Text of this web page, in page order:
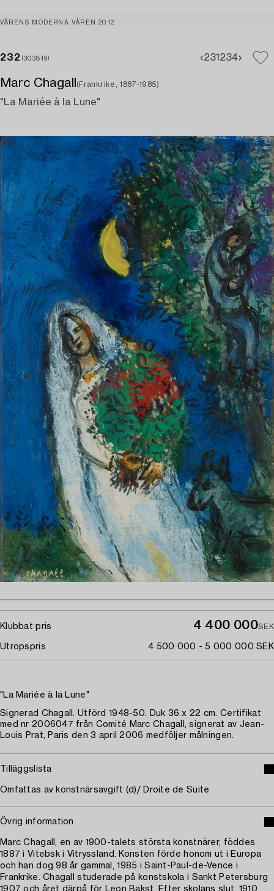
VÅRENS MODERNA VÅREN 2012
232 (303819) 231 234
Marc Chagall (Frankrike, 1887-1985)
"La Mariée à la Lune"
Klubbat pris 4 400 000SEK
Utropspris 4 500 000 - 5 000 000 SEK
"La Mariée à la Lune"
Signerad Chagall. Utförd 1948-50. Duk 36 x 22 cm. Certifikat
med nr 2006047 från Comité Marc Chagall, signerat av Jean-
Louis Prat, Paris den 3 april 2006 medföljer målningen.
Tilläggslista
Omfattas av konstnärsavgift (d)/ Droite de Suite
Övrig information
Marc Chagall, en av 1900-talets största konstnärer, föddes
1887 i Vitebsk i Vitryssland. Konsten förde honom ut i Europa
och han dog 98 år gammal, 1985 i Saint-Paul-de-Vence i
Frankrike. Chagall studerade på konstskola i Sankt Petersburg
1907 och året därpå för Leon Bakst. Efter skolans slut, 1910